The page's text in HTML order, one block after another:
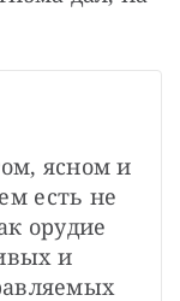
ясном и
есть не
орудие
и